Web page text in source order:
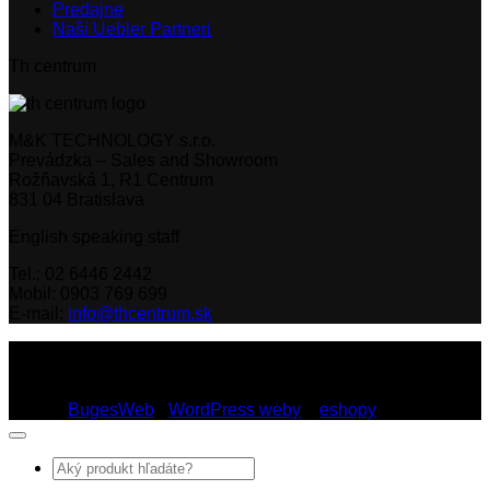
Predajne
Naši Uebler Partneri
info@thcentrum.sk
BugesWeb WordPress weby eshopy
Hľadať: